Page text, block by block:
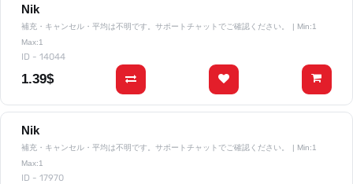
Nik
補充・キャンセル・平均は不明です。サポートチャットでご確認ください。
| Min:1
Max:1
ID - 14044
1.39$
Nik
補充・キャンセル・平均は不明です。サポートチャットでご確認ください。
| Min:1
Max:1
ID - 17970